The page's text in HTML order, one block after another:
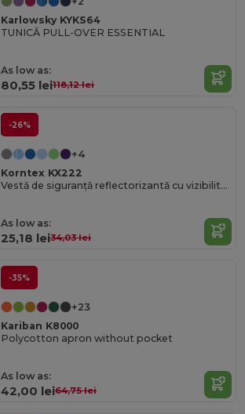
Karlowsky KYKS64
TUNICĂ PULL-OVER ESSENTIAL
As low as:
80,55 lei118,12 lei
-26%
+4
Korntex KX222
Vestă de siguranță reflectorizantă cu vizibilitate ridicată Korntex
As low as:
25,18 lei34,03 lei
-35%
+23
Kariban K8000
Polycotton apron without pocket
As low as:
42,00 lei64,75 lei